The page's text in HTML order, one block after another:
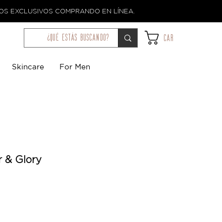
EXCLUSIVOS COMPRANDO EN LÍNEA.
¿qué estás buscando? Car
Skincare For Men
& Glory